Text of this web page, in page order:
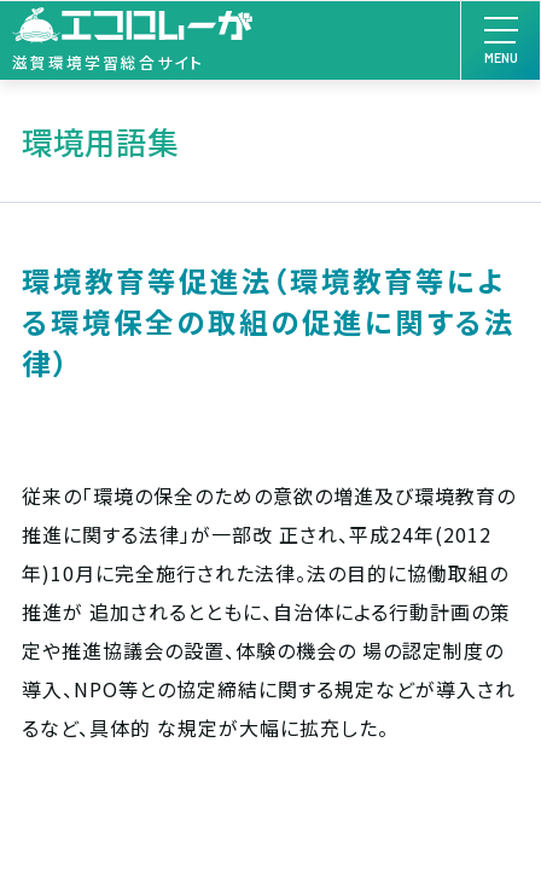
滋賀環境学習総合サイト MENU
環境用語集
環境教育等促進法（環境教育等によ
る環境保全の取組の促進に関する法
律）
従来の「環境の保全のための意欲の増進及び環境教育の
推進に関する法律」が一部改 正され、平成24年(2012
年)10月に完全施行された法律。法の目的に協働取組の
推進が 追加されるとともに、自治体による行動計画の策
定や推進協議会の設置、体験の機会の 場の認定制度の
導入、NPO等との協定締結に関する規定などが導入され
るなど、具体的 な規定が大幅に拡充した。